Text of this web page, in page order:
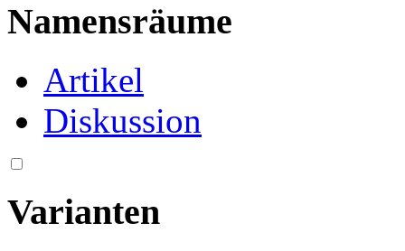
Namensräume
Artikel
Diskussion
Varianten